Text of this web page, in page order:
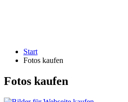
Start
Fotos kaufen
Fotos kaufen